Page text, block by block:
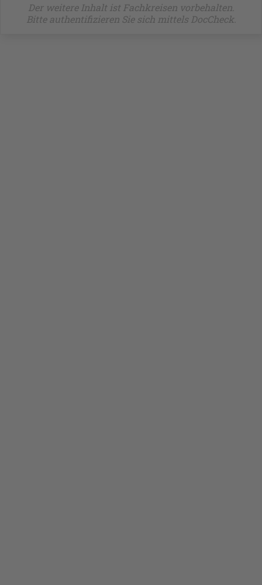
Der weitere Inhalt ist Fachkreisen vorbehalten.
Bitte authentifizieren Sie sich mittels DocCheck.